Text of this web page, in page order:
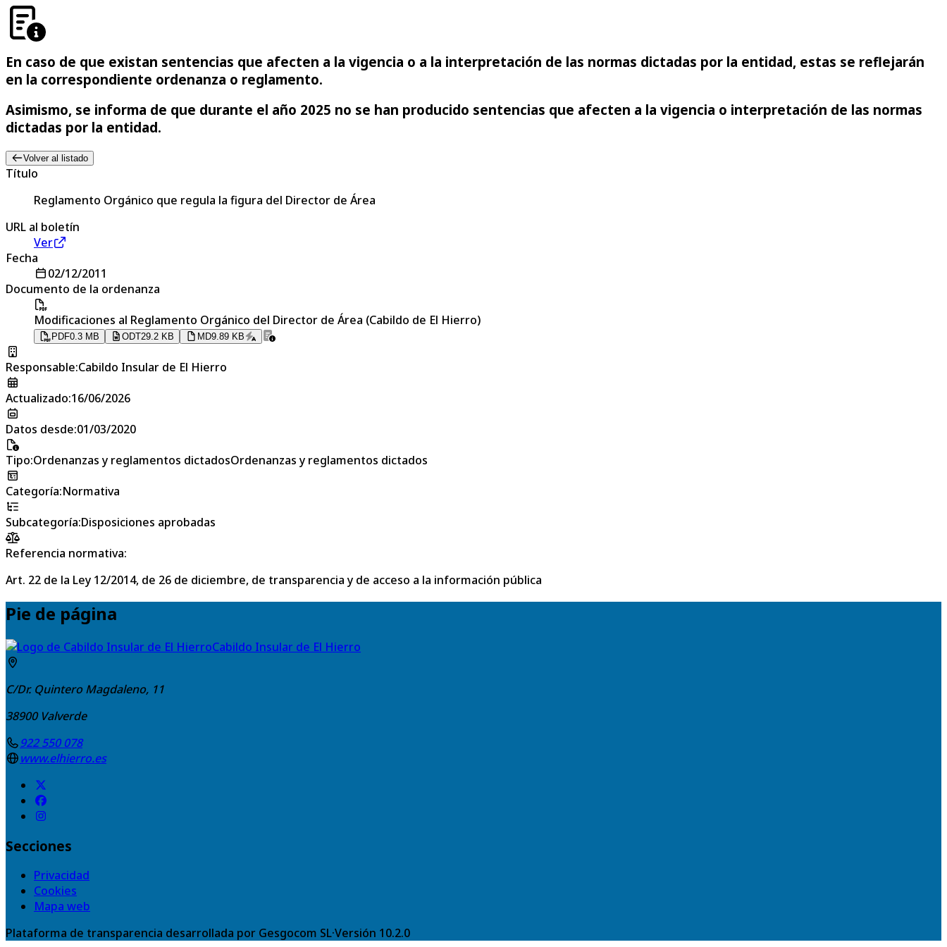
En caso de que existan sentencias que afecten a la vigencia o a la interpretación de las normas dictadas por la entidad, estas se reflejarán
en la correspondiente ordenanza o reglamento.
Asimismo, se informa de que durante el año 2025 no se han producido sentencias que afecten a la vigencia o interpretación de las normas
dictadas por la entidad.
Volver al listado
Título
Reglamento Orgánico que regula la figura del Director de Área
URL al boletín
Ver
Fecha
02/12/2011
Documento de la ordenanza
Modificaciones al Reglamento Orgánico del Director de Área (Cabildo de El Hierro)
PDF0.3 MB ODT29.2 KB MD9.89 KB
Responsable:Cabildo Insular de El Hierro
Actualizado:16/06/2026
Datos desde:01/03/2020
Tipo:Ordenanzas y reglamentos dictadosOrdenanzas y reglamentos dictados
Categoría:Normativa
Subcategoría:Disposiciones aprobadas
Referencia normativa:
Art. 22 de la Ley 12/2014, de 26 de diciembre, de transparencia y de acceso a la información pública
Pie de página
Cabildo Insular de El Hierro
C/Dr. Quintero Magdaleno, 11
38900 Valverde
922 550 078
www.elhierro.es
Secciones
Privacidad
Cookies
Mapa web
Plataforma de transparencia desarrollada por Gesgocom SL·Versión 10.2.0